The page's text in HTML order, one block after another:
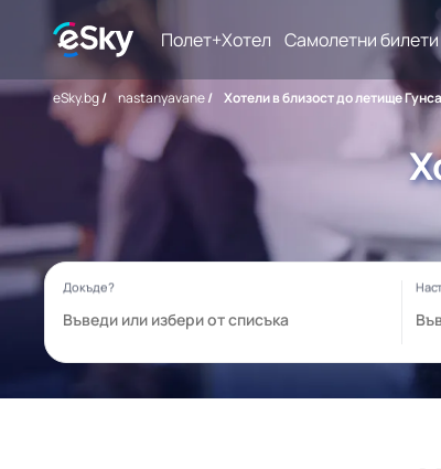
Полет+Хотел Самолетни билети
eSky.bg/ nastanyavane/ Хотели в близост до летище